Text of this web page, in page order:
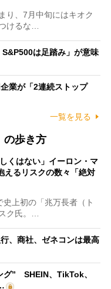
り、7月中旬にはキオク
けるな…
S&P500は足踏み」が意味
業が「2連続ストップ
一覧を見る
の歩き方
くはない」イーロン・マ
えるリスクの数々「絶対
上初の「兆万長者（ト
ク氏。…
、商社、ゼネコンは最高
グ” SHEIN、TikTok、